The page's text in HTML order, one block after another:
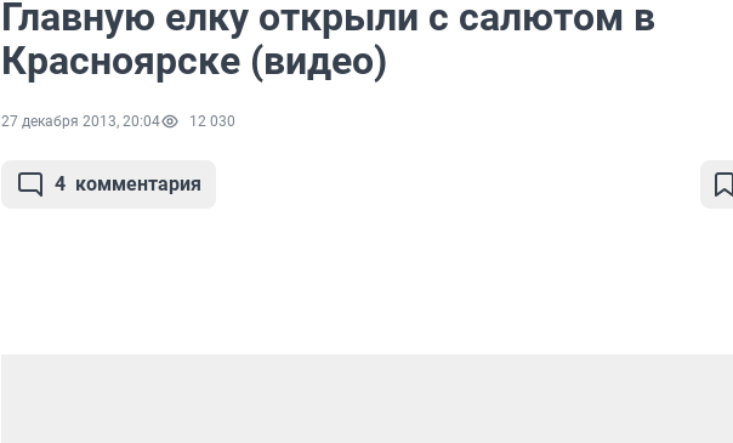
Главную елку открыли с салютом в
Красноярске (видео)
27 декабря 2013, 20:04 12 030
4 комментария